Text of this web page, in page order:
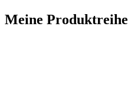
Meine Produktreihe